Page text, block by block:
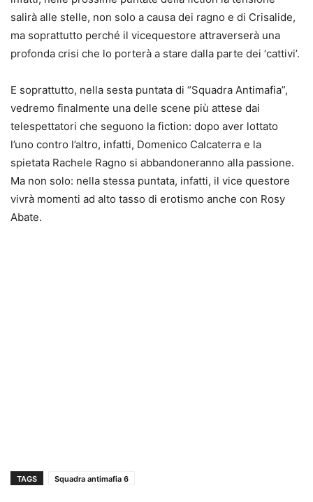
salirà alle stelle, non solo a causa dei ragno e di Crisalide,
ma soprattutto perché il vicequestore attraverserà una
profonda crisi che lo porterà a stare dalla parte dei ‘cattivi’.
E soprattutto, nella sesta puntata di “Squadra Antimafia”,
vedremo finalmente una delle scene più attese dai
telespettatori che seguono la fiction: dopo aver lottato
l’uno contro l’altro, infatti, Domenico Calcaterra e la
spietata Rachele Ragno si abbandoneranno alla passione.
Ma non solo: nella stessa puntata, infatti, il vice questore
vivrà momenti ad alto tasso di erotismo anche con Rosy
Abate.
TAGS Squadra antimafia 6